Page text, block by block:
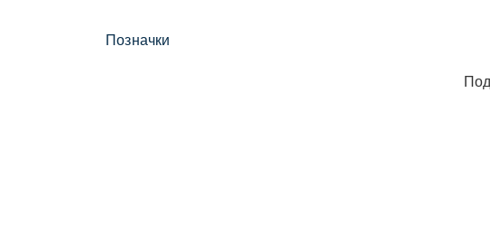
Позначки